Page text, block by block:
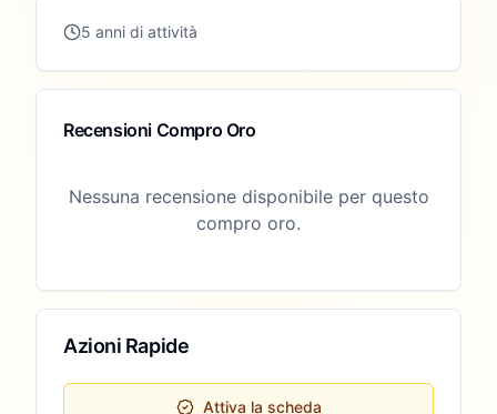
5 anni di attività
Recensioni Compro Oro
Nessuna recensione disponibile per questo
compro oro.
Azioni Rapide
Attiva la scheda